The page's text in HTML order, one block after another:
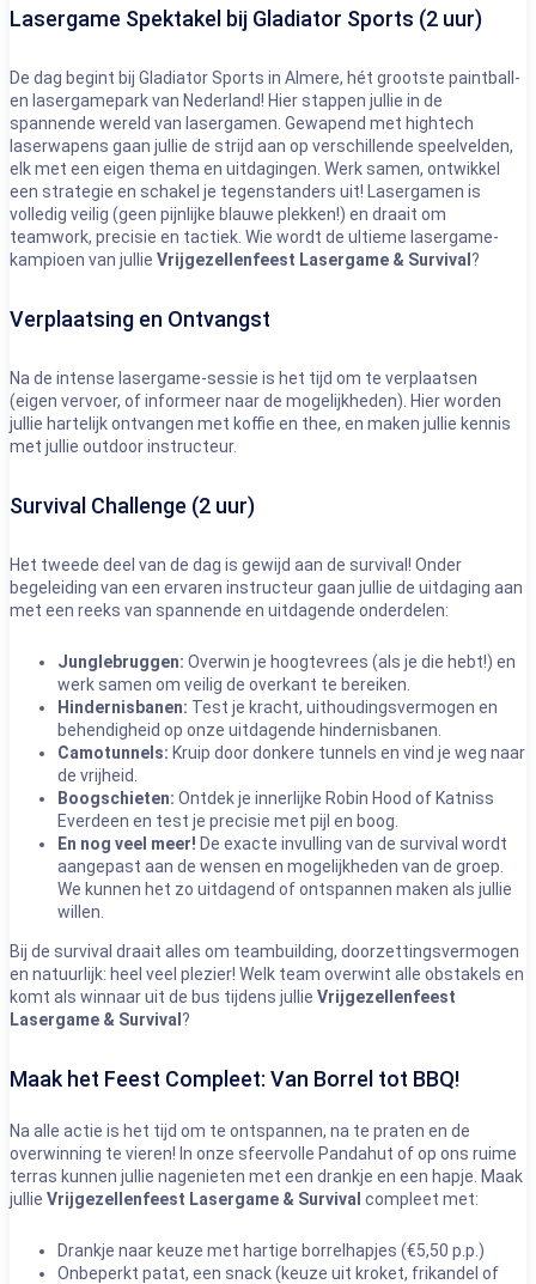
Lasergame Spektakel bij Gladiator Sports (2 uur)
De dag begint bij Gladiator Sports in Almere, hét grootste paintball-
en lasergamepark van Nederland! Hier stappen jullie in de
spannende wereld van lasergamen. Gewapend met hightech
laserwapens gaan jullie de strijd aan op verschillende speelvelden,
elk met een eigen thema en uitdagingen. Werk samen, ontwikkel
een strategie en schakel je tegenstanders uit! Lasergamen is
volledig veilig (geen pijnlijke blauwe plekken!) en draait om
teamwork, precisie en tactiek. Wie wordt de ultieme lasergame-
kampioen van jullie Vrijgezellenfeest Lasergame & Survival ?
Verplaatsing en Ontvangst
Na de intense lasergame-sessie is het tijd om te verplaatsen
(eigen vervoer, of informeer naar de mogelijkheden). Hier worden
jullie hartelijk ontvangen met koffie en thee, en maken jullie kennis
met jullie outdoor instructeur.
Survival Challenge (2 uur)
Het tweede deel van de dag is gewijd aan de survival! Onder
begeleiding van een ervaren instructeur gaan jullie de uitdaging aan
met een reeks van spannende en uitdagende onderdelen:
Junglebruggen: Overwin je hoogtevrees (als je die hebt!) en
werk samen om veilig de overkant te bereiken.
Hindernisbanen: Test je kracht, uithoudingsvermogen en
behendigheid op onze uitdagende hindernisbanen.
Camotunnels: Kruip door donkere tunnels en vind je weg naar
de vrijheid.
Boogschieten: Ontdek je innerlijke Robin Hood of Katniss
Everdeen en test je precisie met pijl en boog.
En nog veel meer! De exacte invulling van de survival wordt
aangepast aan de wensen en mogelijkheden van de groep.
We kunnen het zo uitdagend of ontspannen maken als jullie
willen.
Bij de survival draait alles om teambuilding, doorzettingsvermogen
en natuurlijk: heel veel plezier! Welk team overwint alle obstakels en
komt als winnaar uit de bus tijdens jullie Vrijgezellenfeest
Lasergame & Survival ?
Maak het Feest Compleet: Van Borrel tot BBQ!
Na alle actie is het tijd om te ontspannen, na te praten en de
overwinning te vieren! In onze sfeervolle Pandahut of op ons ruime
terras kunnen jullie nagenieten met een drankje en een hapje. Maak
jullie Vrijgezellenfeest Lasergame & Survival compleet met:
Drankje naar keuze met hartige borrelhapjes (€5,50 p.p.)
Onbeperkt patat, een snack (keuze uit kroket, frikandel of